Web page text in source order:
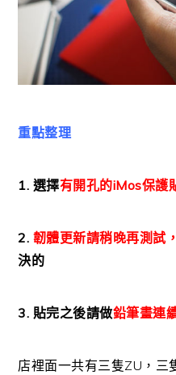
重點整理
1. 選擇有開孔的iMos保護
2. 韌體更新請稍晚再測試
決的
3. 貼完之後請做鉛筆畫連
店裡面一共有三隻ZU，三